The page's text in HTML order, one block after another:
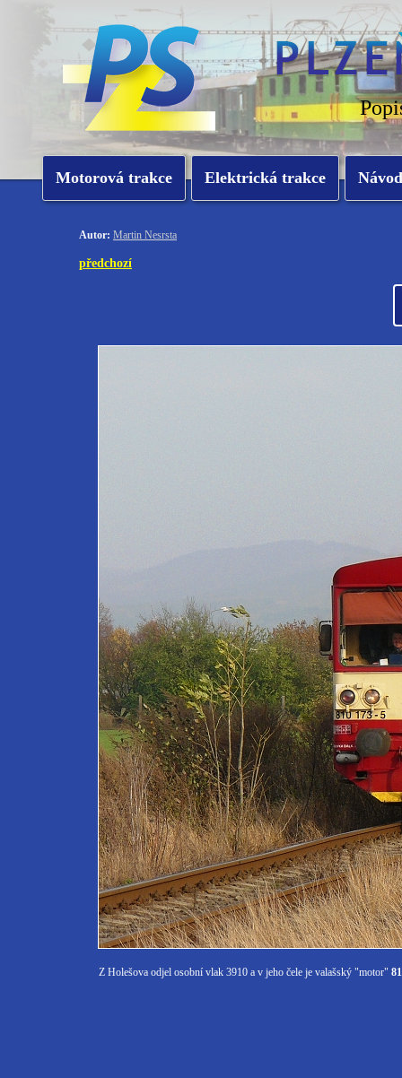
Motorová trakce Elektrická trakce
Autor: Martin Nesrsta
předchozí
Z Holešova odjel osobní vlak 3910 a v jeho čele je valašský "motor"